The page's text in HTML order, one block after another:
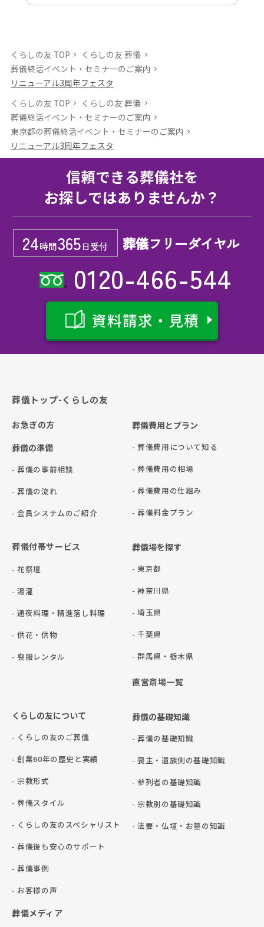
くらしの友 TOP
くらしの友 葬儀
葬儀終活イベント・セミナーのご案内
リニューアル3周年フェスタ
くらしの友 TOP
くらしの友 葬儀
葬儀終活イベント・セミナーのご案内
東京都の葬儀終活イベント・セミナーのご案内
リニューアル3周年フェスタ
信頼できる葬儀社を
お探しではありませんか？
24時間365日受付 葬儀フリーダイヤル
0120-466-544
資料請求・見積
葬儀トップ-くらしの友
お急ぎの方
葬儀の準備
- 葬儀の事前相談
- 葬儀の流れ
- 会員システムのご紹介
葬儀費用とプラン
- 葬儀費用について知る
- 葬儀費用の相場
- 葬儀費用の仕組み
- 葬儀料金プラン
葬儀付帯サービス
- 花祭壇
- 湯灌
- 通夜料理・精進落し料理
- 供花・供物
- 喪服レンタル
葬儀場を探す
- 東京都
- 神奈川県
- 埼玉県
- 千葉県
- 群⾺県・栃⽊県
直営斎場一覧
くらしの友について
- くらしの友のご葬儀
- 創業60年の歴史と実績
- 宗教形式
- 葬儀スタイル
- くらしの友のスペシャリスト
- 葬儀後も安心のサポート
- 葬儀事例
- お客様の声
葬儀メディア
葬儀の基礎知識
- 葬儀の基礎知識
- 喪主・遺族側の基礎知識
- 参列者の基礎知識
- 宗教別の基礎知識
- 法要・仏壇・お墓の知識